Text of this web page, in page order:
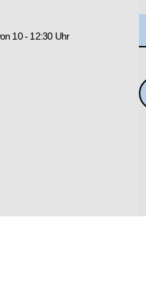
10 - 12:30 Uhr